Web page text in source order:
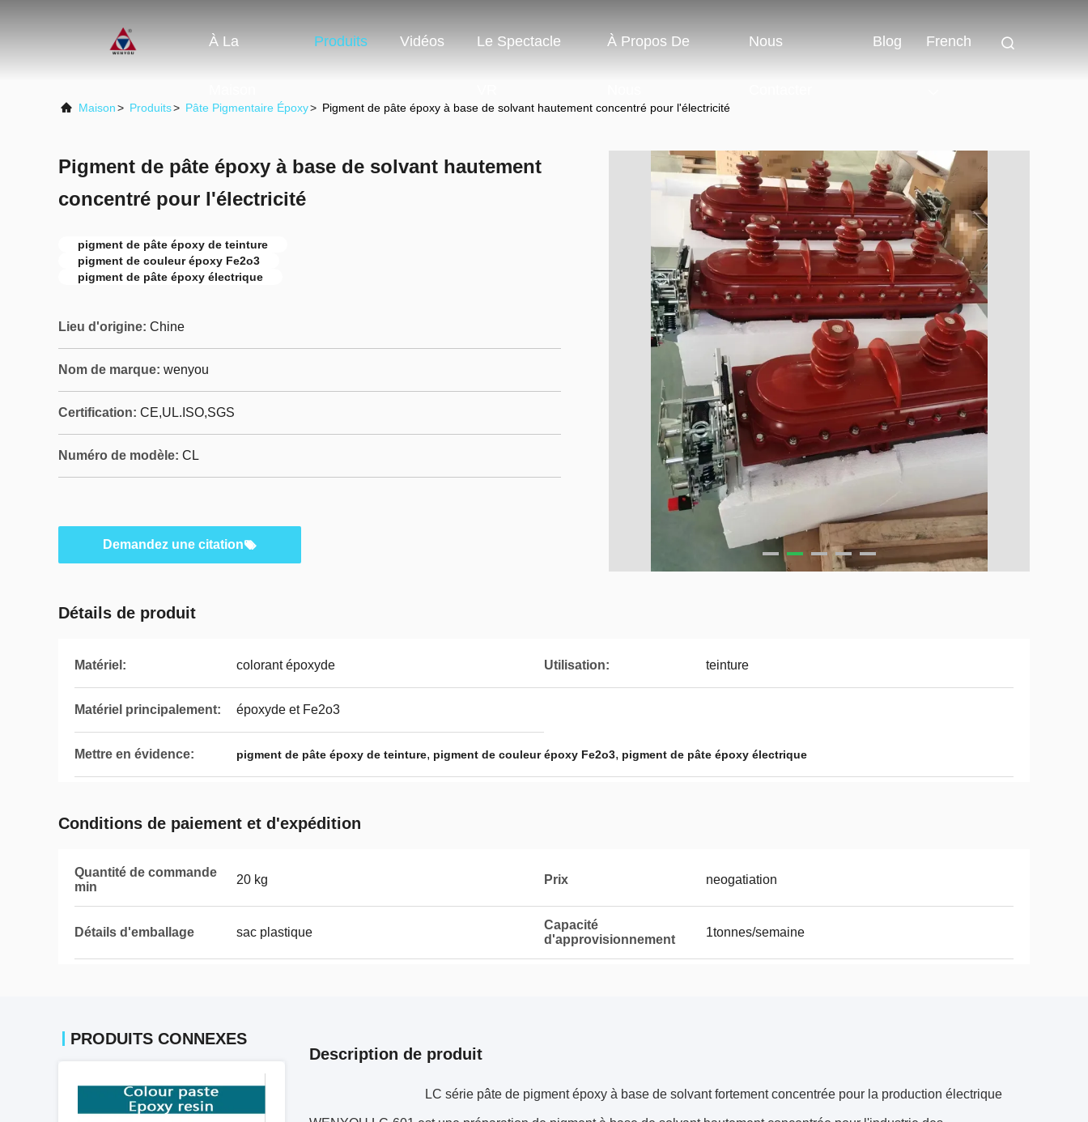
À La Produits Vidéos Le Spectacle À Propos De Nous Blog French
Maison> Produits> Pâte Pigmentaire Époxy> Pigment de pâte époxy à base de solvant hautement concentré pour l'électricité
Pigment de pâte époxy à base de solvant hautement
concentré pour l'électricité
pigment de pâte époxy de teinture
pigment de couleur époxy Fe2o3
pigment de pâte époxy électrique
Lieu d'origine: Chine
Nom de marque: wenyou
Certification: CE,UL.ISO,SGS
Numéro de modèle: CL
Demandez une citation
Détails de produit
Matériel: colorant époxyde Utilisation: teinture
Matériel principalement: époxyde et Fe2o3
Mettre en évidence: pigment de pâte époxy de teinture, pigment de couleur époxy Fe2o3, pigment de pâte époxy électrique
Conditions de paiement et d'expédition
Quantité de commande
min
20 kg Prix neogatiation
Détails d'emballage sac plastique
Capacité
d'approvisionnement
1tonnes/semaine
PRODUITS CONNEXES
Description de produit
LC série pâte de pigment époxy à base de solvant fortement concentrée pour la production électrique